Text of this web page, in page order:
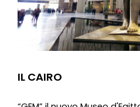
IL CAIRO